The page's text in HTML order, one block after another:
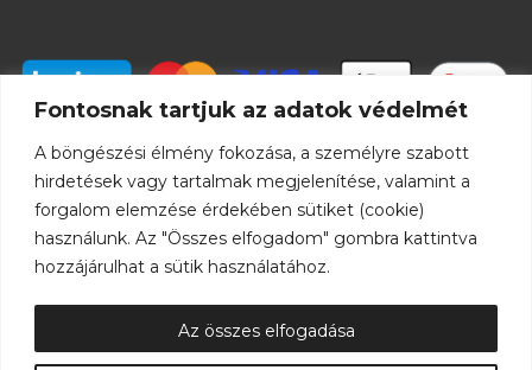
Fontosnak tartjuk az adatok védelmét
A böngészési élmény fokozása, a személyre szabott
hirdetések vagy tartalmak megjelenítése, valamint a
forgalom elemzése érdekében sütiket (cookie)
használunk. Az "Összes elfogadom" gombra kattintva
hozzájárulhat a sütik használatához.
Az összes elfogadása